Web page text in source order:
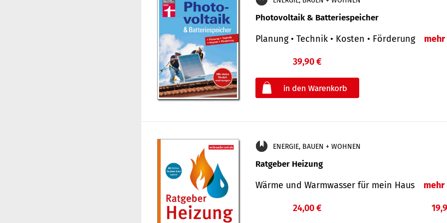
Photovoltaik & Batteriespeicher
Planung • Technik • Kosten • Förderung mehr
39,90 €
ENERGIE, BAUEN + WOHNEN
Ratgeber Heizung
Wärme und Warmwasser für mein Haus mehr
24,00 €